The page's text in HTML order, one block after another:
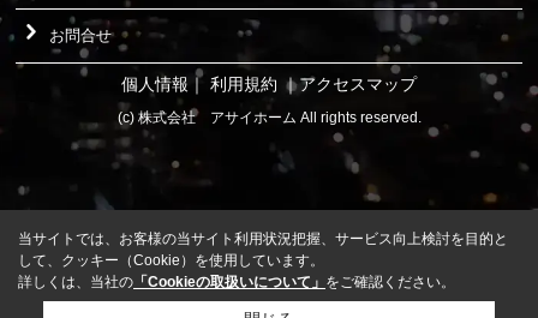
お問合せ
個人情報 ｜ 利用規約 ｜アクセスマップ
(c) 株式会社 アサイホーム All rights reserved.
当サイトでは、お客様の当サイト利用状況把握、サービス向上検討を目的と
して、クッキー（Cookie）を使用しています。
詳しくは、当社の 「Cookieの取扱いについて」 をご確認ください。